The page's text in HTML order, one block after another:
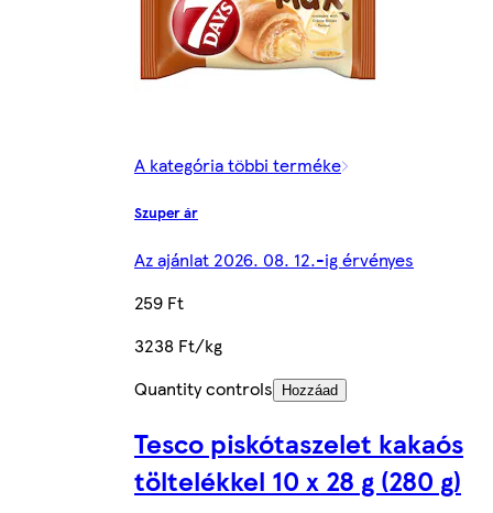
A kategória többi terméke
Szuper ár
Az ajánlat 2026. 08. 12.-ig érvényes
259 Ft
3238 Ft/kg
Quantity controls
Hozzáad
Tesco piskótaszelet kakaós
töltelékkel 10 x 28 g (280 g)